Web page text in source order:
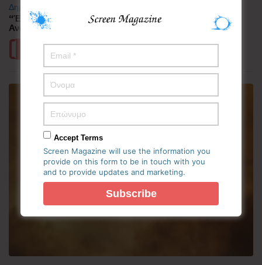
Δημοφιλή
“Έλιωσε” από τη ζέστη η Κορεατική Χερσόνησος –
Ανάσες δροσιάς αναζητούν οι πολίτες
Περισσότερα
Accept Terms
Screen Magazine will use the information you
provide on this form to be in touch with you
and to provide updates and marketing.